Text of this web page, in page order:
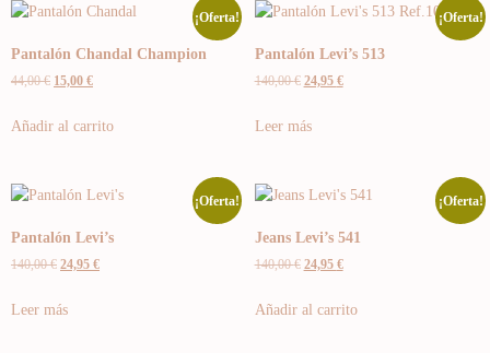
¡Oferta!
Pantalón Chandal Champion
44,00€ 15,00 €
Añadir al carrito
¡Oferta!
Pantalón Levi’s 513
140,00€ 24,95 €
Leer más
¡Oferta!
Pantalón Levi’s
140,00€ 24,95 €
Leer más
¡Oferta!
Jeans Levi’s 541
140,00€ 24,95 €
Añadir al carrito